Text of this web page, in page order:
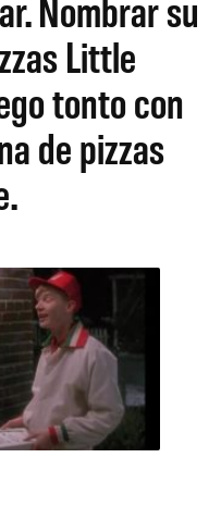
Little
tonto con
de pizzas